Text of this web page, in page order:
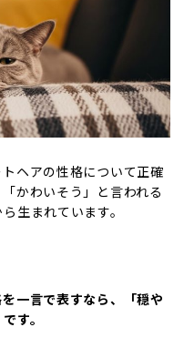
ヘアの性格について正確
かわいそう」と言われる
生まれています。
一言で表すなら、「穏や
す。